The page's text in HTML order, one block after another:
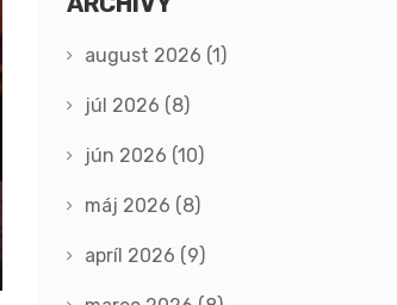
august 2026 (1)
júl 2026 (8)
jún 2026 (10)
máj 2026 (8)
apríl 2026 (9)